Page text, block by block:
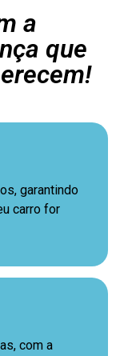
a
que
garantindo
carro for
com a